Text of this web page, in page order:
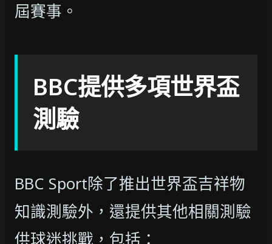
屆賽事。
BBC提供多項世界盃
測驗
BBC Sport除了推出世界盃吉祥物
知識測驗外，還提供其他相關測驗
供球迷挑戰，包括：